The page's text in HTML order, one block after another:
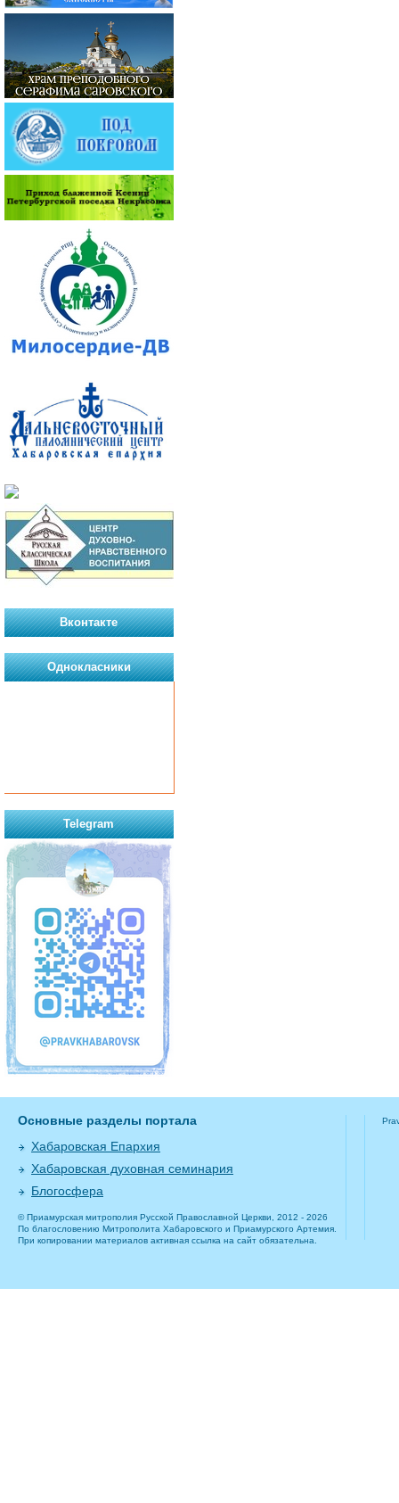
Вконтакте
Однокласники
Telegram
Основные разделы портала
Хабаровская Епархия
Хабаровская духовная семинария
Блогосфера
© Приамурская митрополия Русской Православной Церкви, 2012 - 2026
По благословению Митрополита Хабаровского и Приамурского Артемия.
При копировании материалов активная ссылка на сайт обязательна.